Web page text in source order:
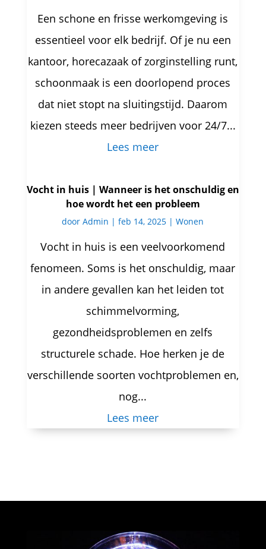
Een schone en frisse werkomgeving is
essentieel voor elk bedrijf. Of je nu een
kantoor, horecazaak of zorginstelling runt,
schoonmaak is een doorlopend proces
dat niet stopt na sluitingstijd. Daarom
kiezen steeds meer bedrijven voor 24/7...
Lees meer
Vocht in huis | Wanneer is het onschuldig en
hoe wordt het een probleem
doorAdmin |feb 14, 2025 |Wonen
Vocht in huis is een veelvoorkomend
fenomeen. Soms is het onschuldig, maar
in andere gevallen kan het leiden tot
schimmelvorming,
gezondheidsproblemen en zelfs
structurele schade. Hoe herken je de
verschillende soorten vochtproblemen en,
nog...
Lees meer